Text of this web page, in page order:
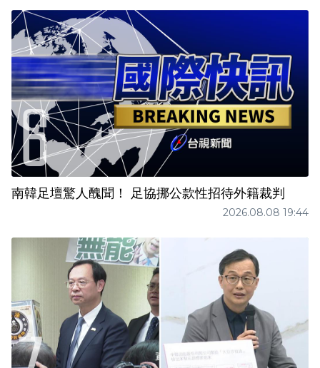
南韓足壇驚人醜聞！ 足協挪公款性招待外籍裁判
2026.08.08 19:44